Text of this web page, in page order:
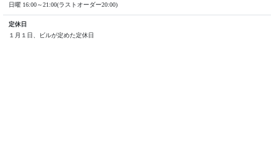
日曜 16:00～21:00(ラストオーダー20:00)
定休日
１月１日、ビルが定めた定休日